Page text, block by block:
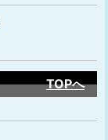
TOPへ